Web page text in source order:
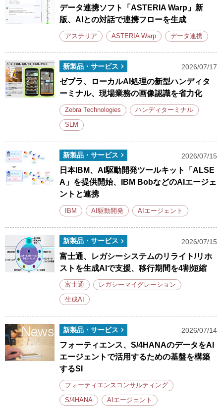
データ連携ソフト「ASTERIA Warp」新
版、AIとの対話で連携フローを生成
アステリア ASTERIA Warp データ連携
新製品・サービス 2026/07/17
ゼブラ、ローカルAI処理の新型ハンディタ
ーミナル、現場業務の画像認識を省力化
Zebra Technologies ハンディターミナル
SLM
新製品・サービス 2026/07/15
日本IBM、AI駆動開発ツールキット「ALSE
A」を提供開始、IBM BobなどのAIエージェ
ントと連携
IBM AI駆動開発 AIエージェント
新製品・サービス 2026/07/15
富士通、レガシーシステムのリライト/リホ
ストを生成AIで支援、移行期間を4割短縮
富士通 レガシーマイグレーション
生成AI
新製品・サービス 2026/07/14
フォーティエンス、S/4HANAのデータをAI
エージェントで活用するための基盤を構築
するSI
フォーティエンスコンサルティング
S/4HANA AIエージェント